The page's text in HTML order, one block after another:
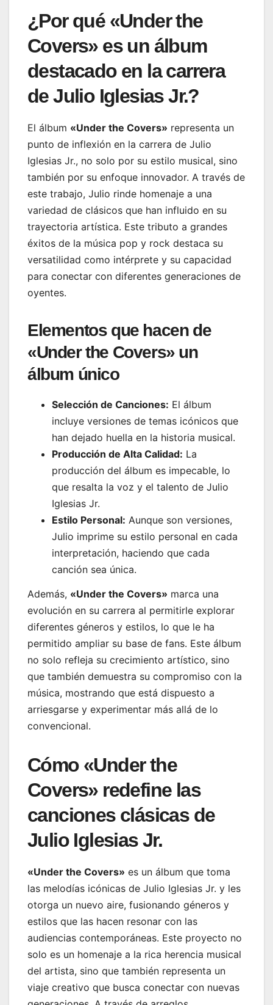
¿Por qué «Under the
Covers» es un álbum
destacado en la carrera
de Julio Iglesias Jr.?
El álbum «Under the Covers» representa un
punto de inflexión en la carrera de Julio
Iglesias Jr., no solo por su estilo musical, sino
también por su enfoque innovador. A través de
este trabajo, Julio rinde homenaje a una
variedad de clásicos que han influido en su
trayectoria artística. Este tributo a grandes
éxitos de la música pop y rock destaca su
versatilidad como intérprete y su capacidad
para conectar con diferentes generaciones de
oyentes.
Elementos que hacen de
«Under the Covers» un
álbum único
Selección de Canciones: El álbum
incluye versiones de temas icónicos que
han dejado huella en la historia musical.
Producción de Alta Calidad: La
producción del álbum es impecable, lo
que resalta la voz y el talento de Julio
Iglesias Jr.
Estilo Personal: Aunque son versiones,
Julio imprime su estilo personal en cada
interpretación, haciendo que cada
canción sea única.
Además, «Under the Covers» marca una
evolución en su carrera al permitirle explorar
diferentes géneros y estilos, lo que le ha
permitido ampliar su base de fans. Este álbum
no solo refleja su crecimiento artístico, sino
que también demuestra su compromiso con la
música, mostrando que está dispuesto a
arriesgarse y experimentar más allá de lo
convencional.
Cómo «Under the
Covers» redefine las
canciones clásicas de
Julio Iglesias Jr.
«Under the Covers» es un álbum que toma
las melodías icónicas de Julio Iglesias Jr. y les
otorga un nuevo aire, fusionando géneros y
estilos que las hacen resonar con las
audiencias contemporáneas. Este proyecto no
solo es un homenaje a la rica herencia musical
del artista, sino que también representa un
viaje creativo que busca conectar con nuevas